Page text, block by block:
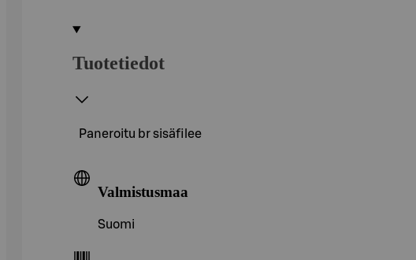
Tuotetiedot
Paneroitu br sisäfilee
Valmistusmaa
Suomi